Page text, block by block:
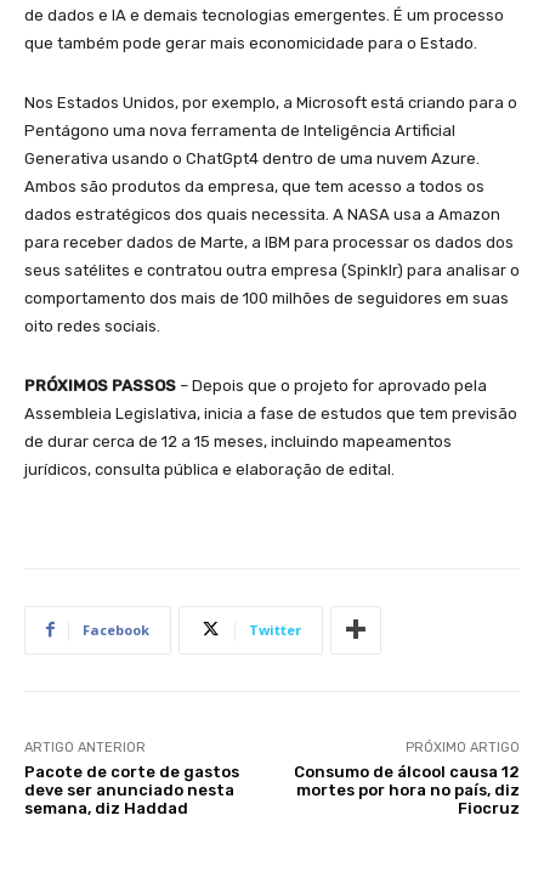
de dados e IA e demais tecnologias emergentes. É um processo
que também pode gerar mais economicidade para o Estado.
Nos Estados Unidos, por exemplo, a Microsoft está criando para o
Pentágono uma nova ferramenta de Inteligência Artificial
Generativa usando o ChatGpt4 dentro de uma nuvem Azure.
Ambos são produtos da empresa, que tem acesso a todos os
dados estratégicos dos quais necessita. A NASA usa a Amazon
para receber dados de Marte, a IBM para processar os dados dos
seus satélites e contratou outra empresa (Spinklr) para analisar o
comportamento dos mais de 100 milhões de seguidores em suas
oito redes sociais.
PRÓXIMOS PASSOS – Depois que o projeto for aprovado pela
Assembleia Legislativa, inicia a fase de estudos que tem previsão
de durar cerca de 12 a 15 meses, incluindo mapeamentos
jurídicos, consulta pública e elaboração de edital.
Facebook Twitter
ARTIGO ANTERIOR
Pacote de corte de gastos
deve ser anunciado nesta
semana, diz Haddad
PRÓXIMO ARTIGO
Consumo de álcool causa 12
mortes por hora no país, diz
Fiocruz